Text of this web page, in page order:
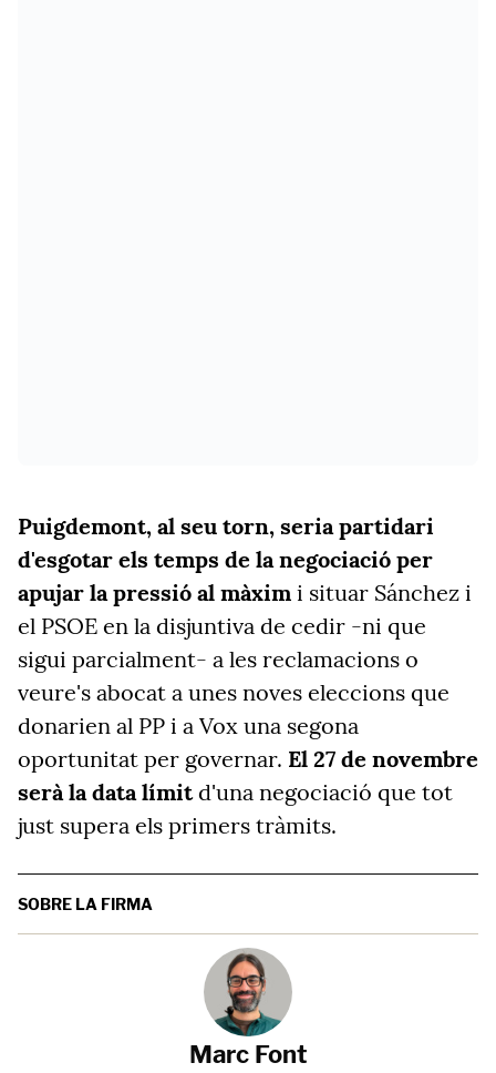
Puigdemont, al seu torn, seria partidari
d'esgotar els temps de la negociació per
apujar la pressió al màxim i situar Sánchez i
el PSOE en la disjuntiva de cedir -ni que
sigui parcialment- a les reclamacions o
veure's abocat a unes noves eleccions que
donarien al PP i a Vox una segona
oportunitat per governar. El 27 de novembre
serà la data límitd'una negociació que tot
just supera els primers tràmits.
SOBRE LA FIRMA
Marc Font